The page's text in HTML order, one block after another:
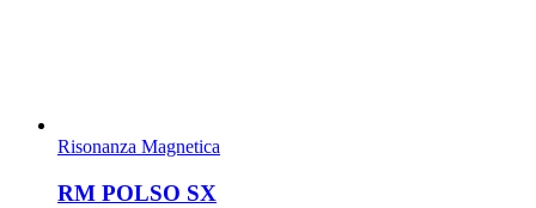
Risonanza Magnetica
RM POLSO SX